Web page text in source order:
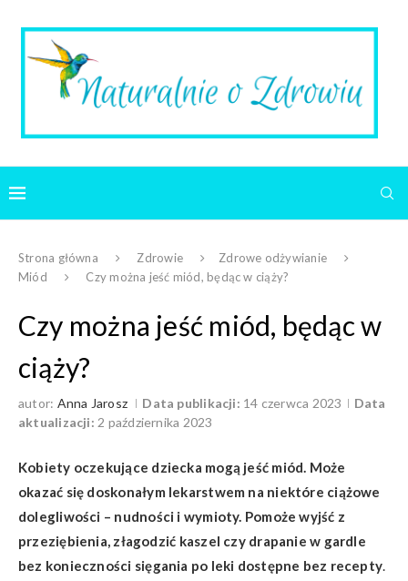
Strona główna Zdrowie
Zdrowe odżywianie
Miód
Czy można jeść miód, będąc w ciąży?
Czy można jeść miód, będąc w
ciąży?
autor: Anna Jarosz Data publikacji: 14 czerwca 2023
Data
aktualizacji: 2 października 2023
Kobiety oczekujące dziecka mogą jeść miód. Może
okazać się doskonałym lekarstwem na niektóre ciążowe
dolegliwości – nudności i wymioty. Pomoże wyjść z
przeziębienia, złagodzić kaszel czy drapanie w gardle
bez konieczności sięgania po leki dostępne bez recepty.